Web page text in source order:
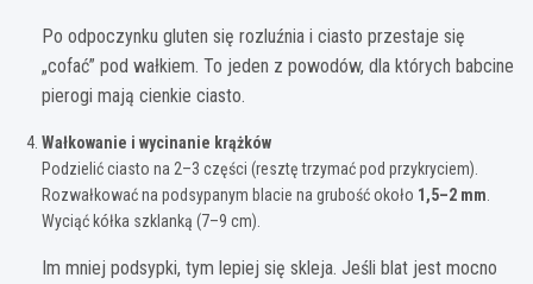
Po odpoczynku gluten się rozluźnia i ciasto przestaje się
„cofać” pod wałkiem. To jeden z powodów, dla których babcine
pierogi mają cienkie ciasto.
Wałkowanie i wycinanie krążków
Podzielić ciasto na 2–3 części (resztę trzymać pod przykryciem).
Rozwałkować na podsypanym blacie na grubość około 1,5–2 mm
Wyciąć kółka szklanką (7–9 cm).
Im mniej podsypki, tym lepiej się skleja. Jeśli blat jest mocno